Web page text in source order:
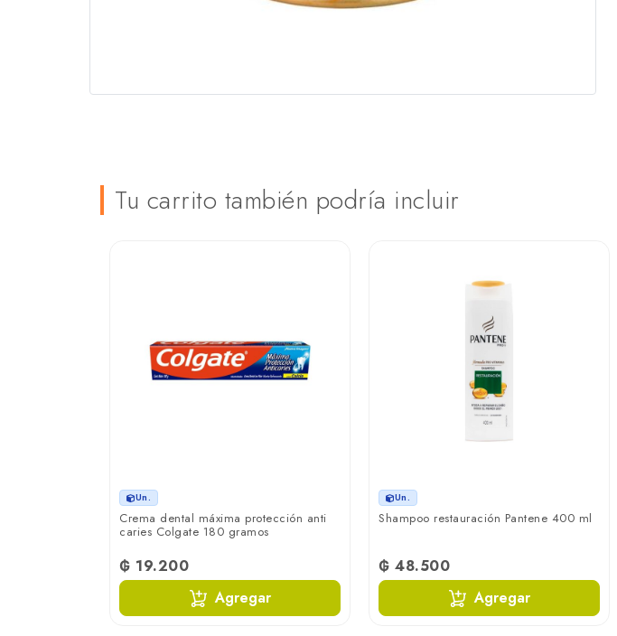
Tu carrito también podría incluir
Un.
Crema dental máxima protección anti
caries Colgate 180 gramos
₲ 19.200
Agregar
Un.
Shampoo restauración Pantene 400 ml
₲ 48.500
Agregar